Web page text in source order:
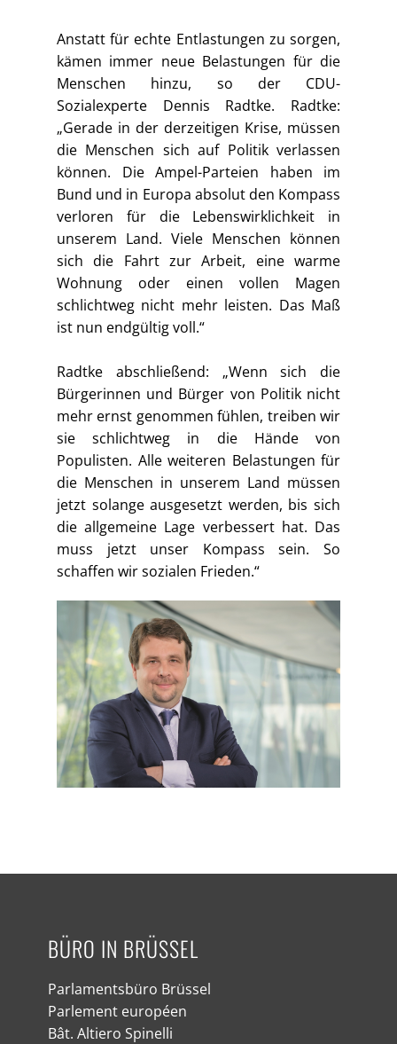
Anstatt für echte Entlastungen zu sorgen,
kämen immer neue Belastungen für die
Menschen hinzu, so der CDU-
Sozialexperte Dennis Radtke. Radtke:
„Gerade in der derzeitigen Krise, müssen
die Menschen sich auf Politik verlassen
können. Die Ampel-Parteien haben im
Bund und in Europa absolut den Kompass
verloren für die Lebenswirklichkeit in
unserem Land. Viele Menschen können
sich die Fahrt zur Arbeit, eine warme
Wohnung oder einen vollen Magen
schlichtweg nicht mehr leisten. Das Maß
ist nun endgültig voll.“
Radtke abschließend: „Wenn sich die
Bürgerinnen und Bürger von Politik nicht
mehr ernst genommen fühlen, treiben wir
sie schlichtweg in die Hände von
Populisten. Alle weiteren Belastungen für
die Menschen in unserem Land müssen
jetzt solange ausgesetzt werden, bis sich
die allgemeine Lage verbessert hat. Das
muss jetzt unser Kompass sein. So
schaffen wir sozialen Frieden.“
BÜRO IN BRÜSSEL
Parlamentsbüro Brüssel
Parlement européen
Bât. Altiero Spinelli